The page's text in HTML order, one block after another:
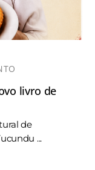
livro de
de
...